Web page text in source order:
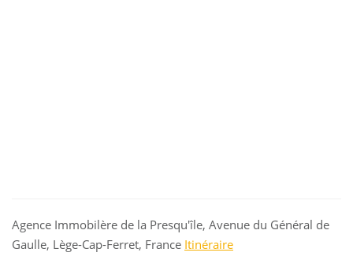
Agence Immobilère de la Presqu'île, Avenue du Général de
Gaulle, Lège-Cap-Ferret, France Itinéraire